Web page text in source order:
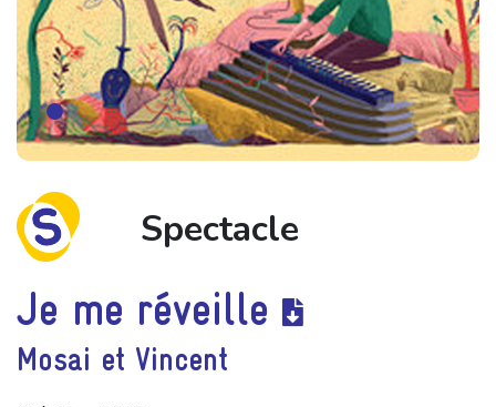
Spectacle
Je me réveille
Mosai et Vincent